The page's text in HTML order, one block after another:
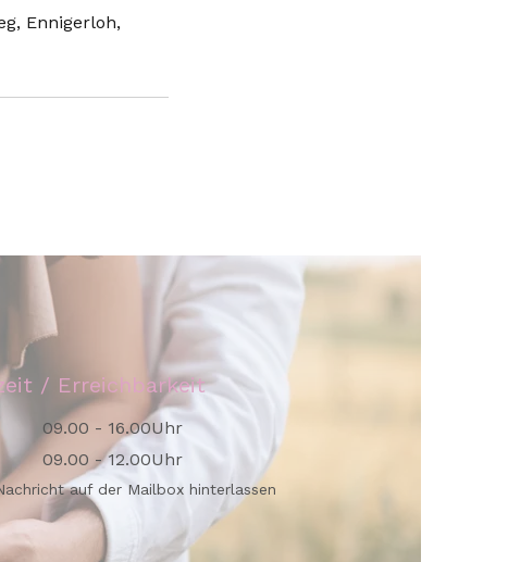
Ennigerloh,
/ Erreichbarkeit
09.00 - 16.00Uhr
09.00 - 12.00Uhr
auf der Mailbox hinterlassen